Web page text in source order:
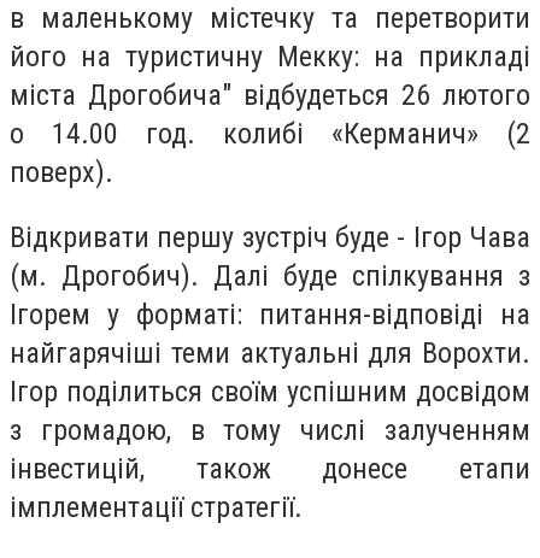
в маленькому містечку та перетворити
його на туристичну Мекку: на прикладі
міста Дрогобича" відбудеться 26 лютого
о 14.00 год. колибі «Керманич» (2
поверх).
Відкривати першу зустріч буде - Ігор Чава
(м. Дрогобич). Далі буде спілкування з
Ігорем у форматі: питання-відповіді на
найгарячіші теми актуальні для Ворохти.
Ігор поділиться своїм успішним досвідом
з громадою, в тому числі залученням
інвестицій, також донесе етапи
імплементації стратегії.